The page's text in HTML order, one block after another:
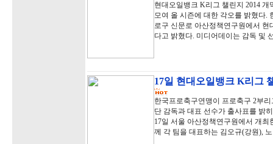
현대오일뱅크 K리그 챌린지 2014
모여 올 시즌에 대한 각오를 밝혔다.
로구 신문로 아산정책연구원에서
다고 밝혔다. 미디어데이는 감독 및
17일 현대오일뱅크 K리그
한국프로축구연맹이 프로축구 2부
단 감독과 대표 선수가 출사표를 밝
17일 서울 아산정책연구원에서 개
께 각 팀을 대표하는 김오규(강원),